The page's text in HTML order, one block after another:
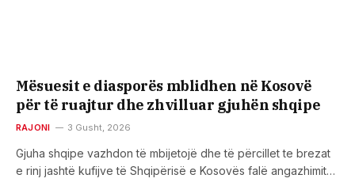
Mësuesit e diasporës mblidhen në Kosovë
për të ruajtur dhe zhvilluar gjuhën shqipe
RAJONI 3 Gusht, 2026
Gjuha shqipe vazhdon të mbijetojë dhe të përcillet te brezat
e rinj jashtë kufijve të Shqipërisë e Kosovës falë angazhimit…